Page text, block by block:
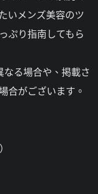
いメンズ美容のツ
ぷり指南してもら
る場合や、掲載さ
合がございます。